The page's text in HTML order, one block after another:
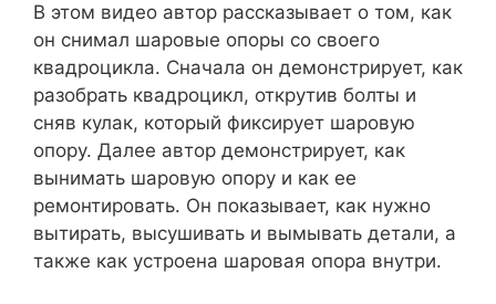
В этом видео автор рассказывает о том, как
он снимал шаровые опоры со своего
квадроцикла. Сначала он демонстрирует, как
разобрать квадроцикл, открутив болты и
сняв кулак, который фиксирует шаровую
опору. Далее автор демонстрирует, как
вынимать шаровую опору и как ее
ремонтировать. Он показывает, как нужно
вытирать, высушивать и вымывать детали, а
также как устроена шаровая опора внутри.